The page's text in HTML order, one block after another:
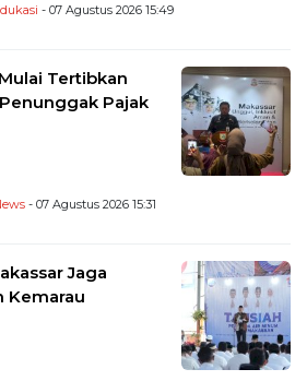
- 07 Agustus 2026 15:49
Tertibkan
Pajak
- 07 Agustus 2026 15:31
Jaga
Kemarau